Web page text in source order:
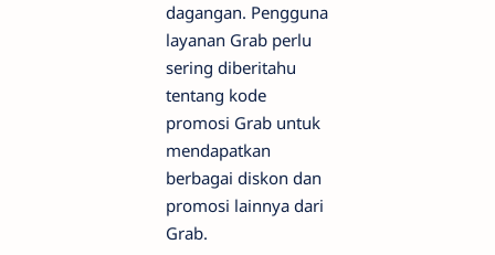
dagangan. Pengguna
layanan Grab perlu
sering diberitahu
tentang kode
promosi Grab untuk
mendapatkan
berbagai diskon dan
promosi lainnya dari
Grab.